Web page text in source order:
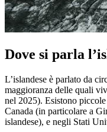
Dove si parla
L’islandese è parlato da
maggioranza delle quali
nel 2025). Esistono
Canada (in particolare a
islandese), e negli Stati